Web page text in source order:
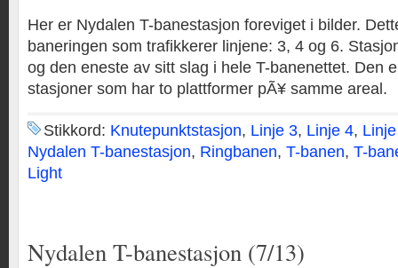
Her er Nydalen T-banestasjon foreviget i bilder.
baneringen som trafikkerer linjene: 3, 4 og 6.
og den eneste av sitt slag i hele T-banenettet. Den
stasjoner som har to plattformer pÃ¥ samme areal.
Stikkord: Knutepunktstasjon, Linje 3, Linje 4,
Nydalen T-banestasjon, Ringbanen, T-banen, T-
Light
Nydalen T-banestasjon (7/13)